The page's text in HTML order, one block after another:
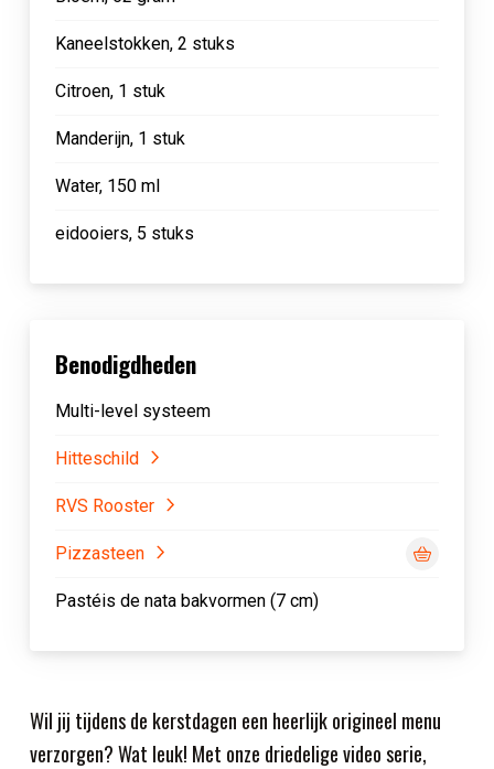
Wil jij tijdens de kerstdagen een heerlijk origineel menu
verzorgen? Wat leuk! Met onze driedelige video serie,
Kaneelstokken, 2 stuks
Citroen, 1 stuk
Manderijn, 1 stuk
Water, 150 ml
eidooiers, 5 stuks
Benodigdheden
Multi-level systeem
Hitteschild
RVS Rooster
Pizzasteen
Pastéis de nata bakvormen (7 cm)